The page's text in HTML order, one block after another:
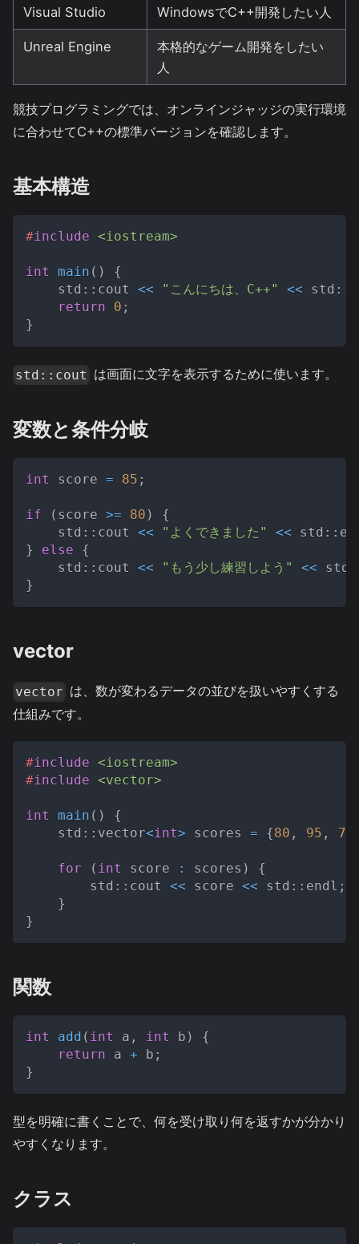
Visual Studio WindowsでC++開発したい人
Unreal Engine
本格的なゲーム開発をしたい
人
競技プログラミングでは、オンラインジャッジの実行環境
に合わせてC++の標準バージョンを確認します。
基本構造
#include <iostream>
int main ( )
{
    std
:: cout << "こんにちは、C++" << std ::
return
0 ;
}
std::cout は画面に文字を表示するために使います。
変数と条件分岐
int score = 85 ;
if ( score >= 80 )
{
    std
:: cout << "よくできました" << std ::
}
else
{
    std
:: cout << "もう少し練習しよう" << std
}
vector
vector は、数が変わるデータの並びを扱いやすくする
仕組みです。
#include <iostream>
#include <vector>
int main ( )
{
    std
:: vector<int> scores = {80 , 95 , 72
for ( int score : scores )
{
        std
:: cout << score << std :: endl ;
}
}
関数
int add ( int a , int b )
{
return a + b ;
}
型を明確に書くことで、何を受け取り何を返すかが分かり
やすくなります。
クラス